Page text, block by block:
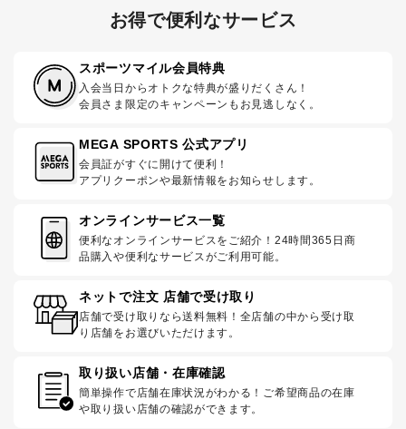
お得で便利なサービス
スポーツマイル会員特典
入会当日からオトクな特典が盛りだくさん！
会員さま限定のキャンペーンもお見逃しなく。
MEGA SPORTS 公式アプリ
会員証がすぐに開けて便利！
アプリクーポンや最新情報をお知らせします。
オンラインサービス一覧
便利なオンラインサービスをご紹介！24時間365日商
品購入や便利なサービスがご利用可能。
ネットで注文 店舗で受け取り
店舗で受け取りなら送料無料！全店舗の中から受け取
り店舗をお選びいただけます。
取り扱い店舗・在庫確認
簡単操作で店舗在庫状況がわかる！ご希望商品の在庫
や取り扱い店舗の確認ができます。